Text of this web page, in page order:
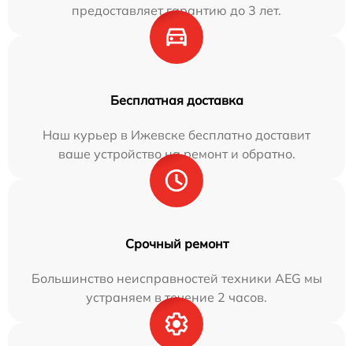
предоставляет гарантию до 3 лет.
Бесплатная доставка
Наш курьер в Ижевске бесплатно доставит
ваше устройство на ремонт и обратно.
Срочный ремонт
Большинство неисправностей техники AEG мы
устраняем в течение 2 часов.